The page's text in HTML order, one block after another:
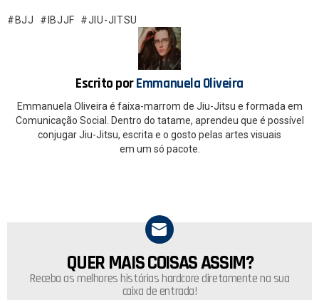
o
A
BJJ IBJJF JIU-JITSU
Escrito porEmmanuela Oliveira
Emmanuela Oliveira é faixa-marrom de Jiu-Jitsu e formada em
Comunicação Social. Dentro do tatame, aprendeu que é possível
conjugar Jiu-Jitsu, escrita e o gosto pelas artes visuais
em um só pacote.
NEWSLETTER
QUER MAIS COISAS ASSIM?
Receba as melhores histórias hardcore diretamente na sua
caixa de entrada!